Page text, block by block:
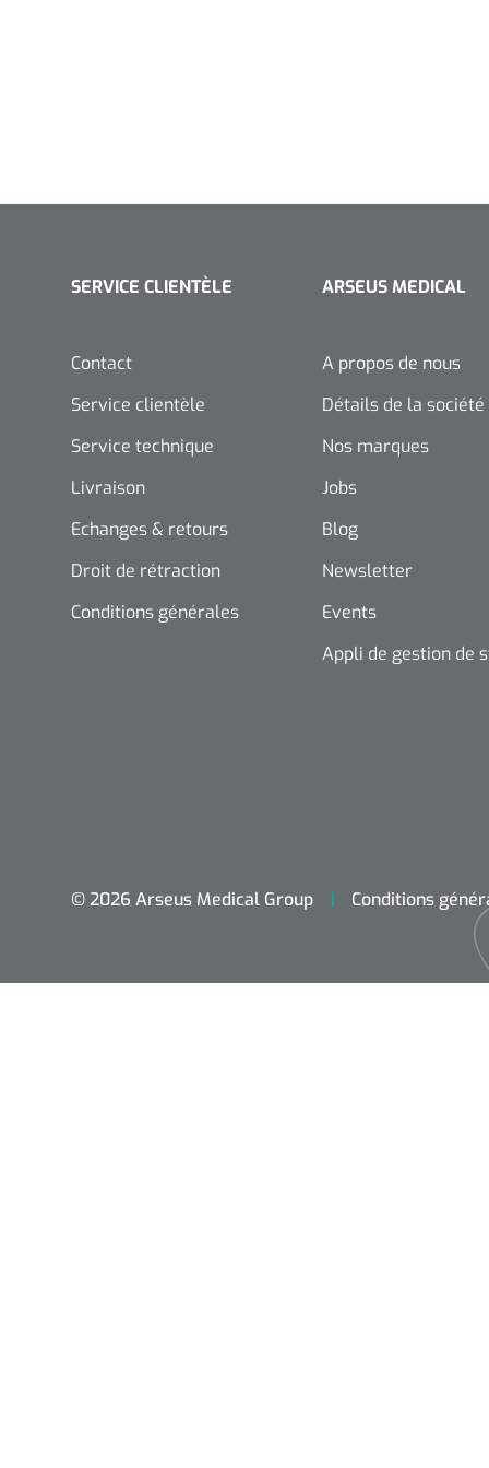
SERVICE CLIENTÈLE
Contact
Service clientèle
Service technique
Livraison
Echanges & retours
Droit de rétraction
Conditions générales
ARSEUS MEDICAL
A propos de nous
Détails de la société
Nos marques
Jobs
Blog
Newsletter
Events
Appli de gestion de
© 2026 Arseus Medical Group Conditions